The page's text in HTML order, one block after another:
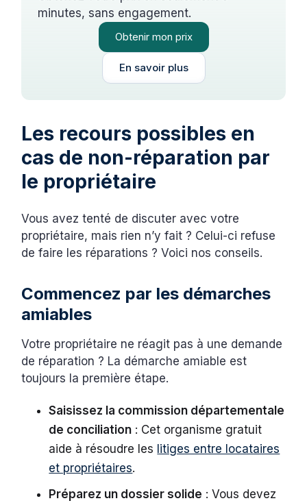
minutes, sans engagement.
Obtenir mon prix
En savoir plus
Les recours possibles en
cas de non-réparation par
le propriétaire
Vous avez tenté de discuter avec votre
propriétaire, mais rien n’y fait ? Celui-ci refuse
de faire les réparations ? Voici nos conseils.
Commencez par les démarches
amiables
Votre propriétaire ne réagit pas à une demande
de réparation ? La démarche amiable est
toujours la première étape.
Saisissez la commission départementale
de conciliation : Cet organisme gratuit
aide à résoudre les litiges entre locataires
et propriétaires.
Préparez un dossier solide : Vous devez